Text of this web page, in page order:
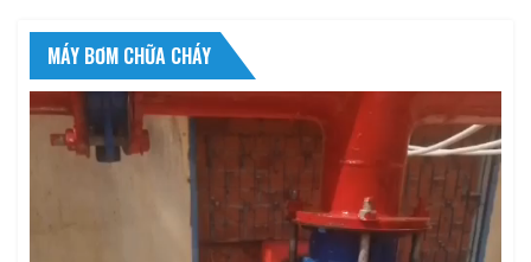
MÁY BƠM CHỮA CHÁY
Trình
chơi